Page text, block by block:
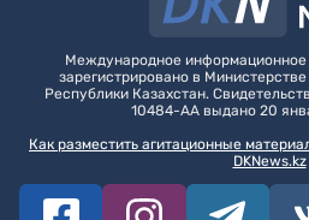
Международное информационное
зарегистрировано в
Республики Казахстан.
10484-АА выдано 20
Как разместить агитационные
DKNews.kz